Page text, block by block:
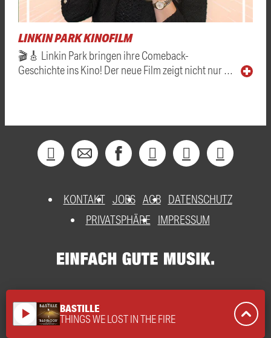
LINKIN PARK KINOFILM
🎬🎸 Linkin Park bringen ihre Comeback-
Geschichte ins Kino! Der neue Film zeigt nicht nur …
KONTAKT JOBS AGB DATENSCHUTZ
PRIVATSPHÄRE
IMPRESSUM
play_arrow BASTILLE
THINGS WE LOST IN THE FIRE